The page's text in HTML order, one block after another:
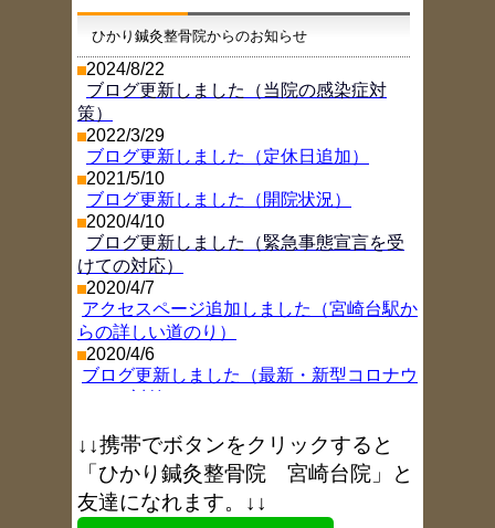
ひかり鍼灸整骨院からのお知らせ
2024/8/22
ブログ更新しました（当院の感染症対
策）
2022/3/29
ブログ更新しました（定休日追加）
2021/5/10
ブログ更新しました（開院状況）
2020/4/10
ブログ更新しました（緊急事態宣言を受
けての対応）
2020/4/7
アクセスページ追加しました（宮崎台駅か
らの詳しい道のり）
2020/4/6
ブログ更新しました（最新・新型コロナウ
ブログ更新しました（年末年始お休み情
報）
2018/8/9
ブログ更新しました（お盆休み
↓↓携帯でボタンをクリックすると
「ひかり鍼灸整骨院 宮崎台院」と
友達になれます。↓↓